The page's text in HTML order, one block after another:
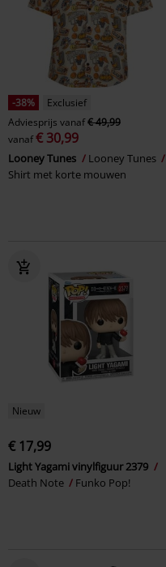
-38%
Exclusief
Adviesprijs vanaf€ 49,99
vanaf€ 30,99
Looney Tunes
Looney Tunes
Shirt met korte mouwen
Nieuw
€ 17,99
Light Yagami vinylfiguur 2379
Death Note
Funko Pop!